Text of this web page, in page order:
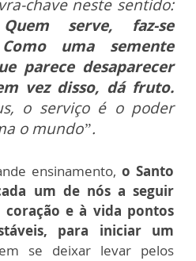
chave neste sentido:
Quem serve, faz-se
uma semente
parece desaparecer
vez disso, dá fruto.
o serviço é o poder
o mundo”.
ensinamento, o Santo
um de nós a seguir
coração e à vida pontos
para iniciar um
se deixar levar pelos